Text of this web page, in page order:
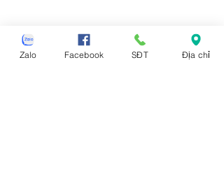
Zalo Facebook SĐT Địa chỉ